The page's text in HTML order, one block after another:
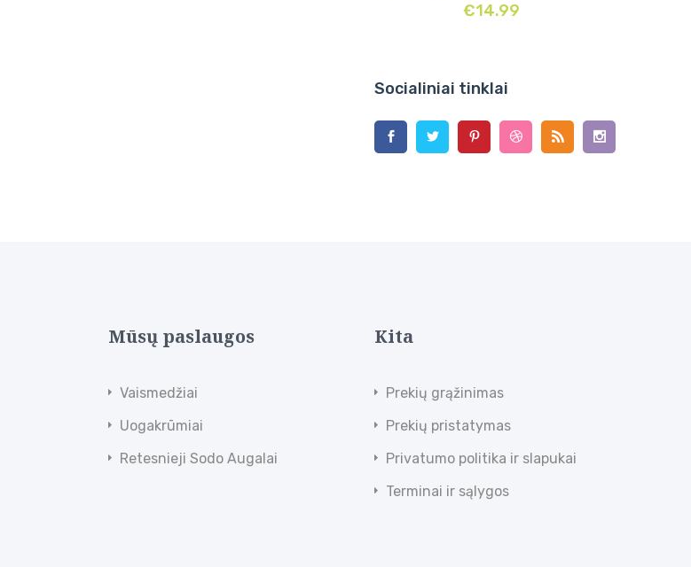
€14.99
Socialiniai tinklai
Mūsų paslaugos
Vaismedžiai
Uogakrūmiai
Retesnieji Sodo Augalai
Kita
Prekių grąžinimas
Prekių pristatymas
Privatumo politika ir slapukai
Terminai ir sąlygos